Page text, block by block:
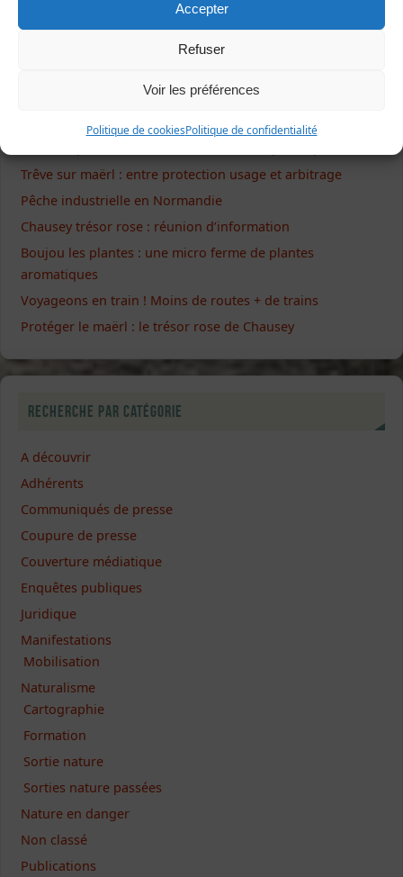
Accepter
Refuser
Voir les préférences
Politique de cookiesPolitique de confidentialité
NON à l’extension des serres à tomates d’Isigny-le-Buat
Chausey trésor rose : retombées médiatiques de la
Trêve sur maërl : entre protection usage et arbitrage
Pêche industrielle en Normandie
Chausey trésor rose : réunion d’information
Boujou les plantes : une micro ferme de plantes
aromatiques
Voyageons en train ! Moins de routes + de trains
Protéger le maërl : le trésor rose de Chausey
Recherche par catégorie
A découvrir
Adhérents
Communiqués de presse
Coupure de presse
Couverture médiatique
Enquêtes publiques
Juridique
Manifestations
Mobilisation
Naturalisme
Cartographie
Formation
Sortie nature
Sorties nature passées
Nature en danger
Non classé
Publications